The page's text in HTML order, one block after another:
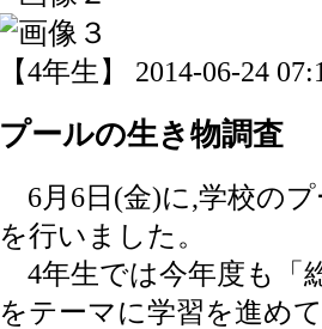
【4年生】 2014-06-24
プールの生き物調査
6月6日(金)に,学校の
を行いました。
4年生では今年度も「
をテーマに学習を進め